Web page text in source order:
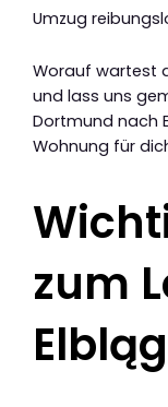
Umzug
Worauf wartest
und lass uns
Dortmund nach
Wohnung für
zum
Elbląg